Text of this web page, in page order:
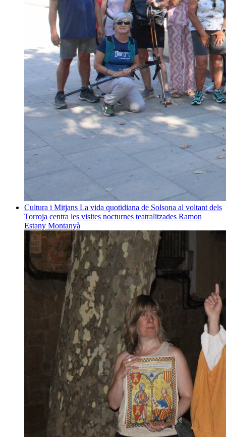
Cultura i Mitjans La vida quotidiana de Solsona al voltant dels
Torroja centra les visites nocturnes teatralitzades Ramon
Estany Montanyà